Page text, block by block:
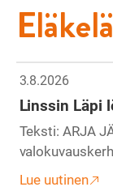
3.8.2026
Linssin Läpi
Teksti: ARJA
Lue uutinen